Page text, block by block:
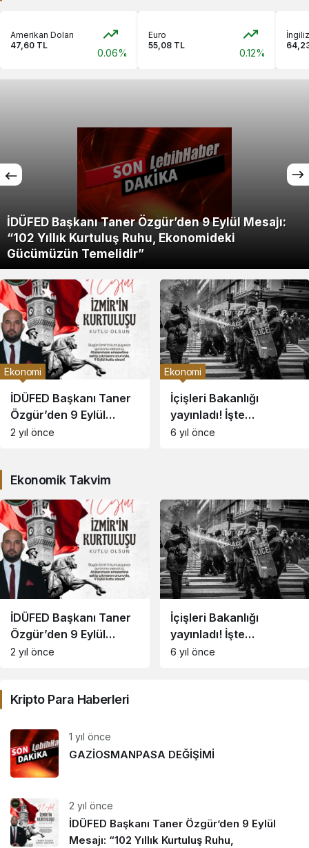
Amerikan Doları
47,60 TL
0.06%
Euro
55,08 TL
0.12%
İDÜFED Başkanı Taner Özgür’den 9 Eylül Mesajı:
“102 Yıllık Kurtuluş Ruhu, Ekonomideki
Gücümüzün Temelidir”
Ekonomi
İDÜFED Başkanı Taner
Özgür’den 9 Eylül
Mesajı: “102 Yıllık
Gücümüzün Temelidir”
2 yıl önce
Ekonomi
İçişleri Bakanlığı
yayınladı! İşte
koronavirüs
6 yıl önce
Ekonomik Takvim
İDÜFED Başkanı Taner
Özgür’den 9 Eylül
Mesajı: “102 Yıllık
Gücümüzün Temelidir”
2 yıl önce
İçişleri Bakanlığı
yayınladı! İşte
koronavirüs
6 yıl önce
Kripto Para Haberleri
1 yıl önce
GAZİOSMANPASA DEĞİŞİMİ
2 yıl önce
İDÜFED Başkanı Taner Özgür’den 9 Eylül
Mesajı: “102 Yıllık Kurtuluş Ruhu,